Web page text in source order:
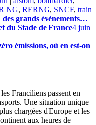
NG, RERNG, SNCF, train
des grands évènements…
du Stade de France4 juin
émissions, où en est-on
Franciliens passent en
Une situation unique
chargées d'Europe et les
aux heures de